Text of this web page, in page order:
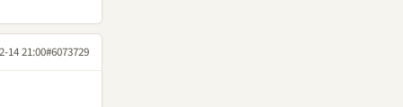
14 21:00#6073729